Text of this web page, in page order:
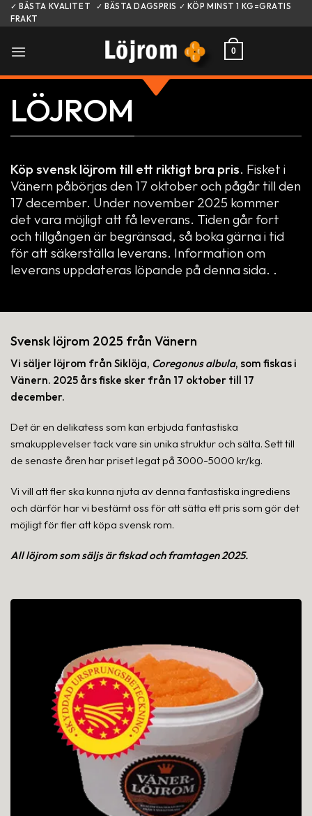
Skip
to
✓ BÄSTA KVALITET ✓ BÄSTA DAGSPRIS ✓ KÖP MINST 1 KG=GRATIS
FRAKT
0
LÖJROM
Köp svensk löjrom till ett riktigt bra pris. Fisket i
Vänern påbörjas den 17 oktober och pågår till den
17 december. Under november 2025 kommer
det vara möjligt att få leverans. Tiden går fort
och tillgången är begränsad, så boka gärna i tid
för att säkerställa leverans. Information om
leverans uppdateras löpande på denna sida. .
Svensk löjrom 2025 från Vänern
Vi säljer löjrom från Siklöja, Coregonus albula, som fiskas i
Vänern. 2025 års fiske sker från 17 oktober till 17
december.
Det är en delikatess som kan erbjuda fantastiska
smakupplevelser tack vare sin unika struktur och sälta. Sett till
de senaste åren har priset legat på 3000-5000 kr/kg.
Vi vill att fler ska kunna njuta av denna fantastiska ingrediens
och därför har vi bestämt oss för att sätta ett pris som gör det
möjligt för fler att köpa svensk rom.
All löjrom som säljs är fiskad och framtagen 2025.